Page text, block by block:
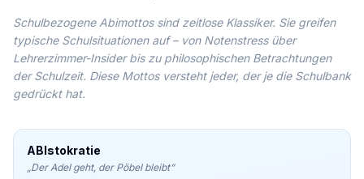
Schulbezogene Abimottos sind zeitlose Klassiker. Sie greifen
typische Schulsituationen auf – von Notenstress über
Lehrerzimmer-Insider bis zu philosophischen Betrachtungen
der Schulzeit. Diese Mottos versteht jeder, der je die Schulbank
gedrückt hat.
ABIstokratie
„Der Adel geht, der Pöbel bleibt“